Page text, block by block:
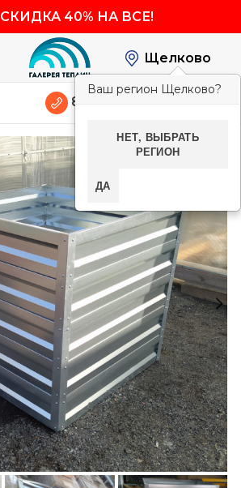
СКИДКА 40% НА ВСЕ!
Щелково
Ваш регион Щелково?
НЕТ, ВЫБРАТЬ
РЕГИОН
ДА
8 (800) 600-83-54